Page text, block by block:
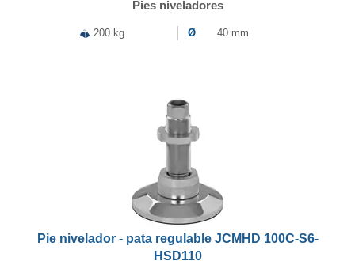
Pies niveladores
200 kg Ø 40 mm
Pie nivelador - pata regulable JCMHD 100C-S6-
HSD110